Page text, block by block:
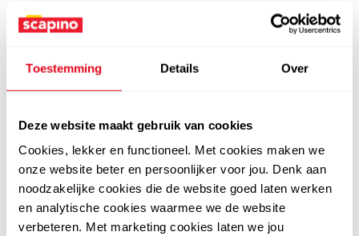
Toestemming Details Over
Deze website maakt gebruik van cookies
Cookies, lekker en functioneel. Met cookies maken we
onze website beter en persoonlijker voor jou. Denk aan
noodzakelijke cookies die de website goed laten werken
en analytische cookies waarmee we de website
verbeteren. Met marketing cookies laten we jou